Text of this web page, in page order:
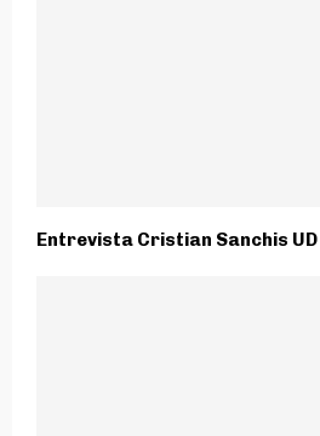
Entrevista Cristian Sanchis